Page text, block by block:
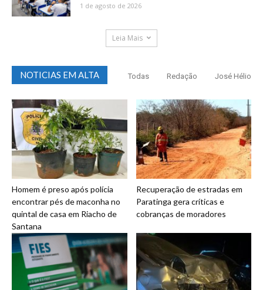
1 de agosto de 2026
Leia Mais
NOTICIAS EM ALTA Todas Redação José Hélio
Homem é preso após polícia
encontrar pés de maconha no
quintal de casa em Riacho de
Santana
Recuperação de estradas em
Paratinga gera críticas e
cobranças de moradores